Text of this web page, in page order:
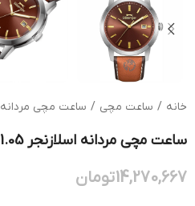
خانه / ساعت مچی / ساعت مچی مردانه
ساعت مچی مردانه اسلازنجر SLAZENGER SL.09.2496.1.05
14,270,667تومان